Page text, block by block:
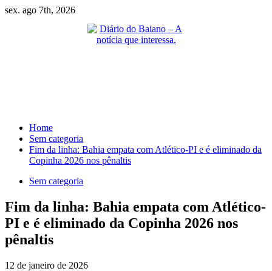
Skip
sex. ago 7th, 2026
Home
Sem categoria
Fim da linha: Bahia empata com Atlético-PI e é eliminado da
Copinha 2026 nos pênaltis
Sem categoria
Fim da linha: Bahia empata com Atlético-
PI e é eliminado da Copinha 2026 nos
pênaltis
12 de janeiro de 2026